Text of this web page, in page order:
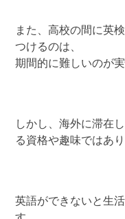
また、高校の間に英
つけるのは、
期間的に難しいのが実
しかし、海外に滞在
る資格や趣味ではあり
英語ができないと生